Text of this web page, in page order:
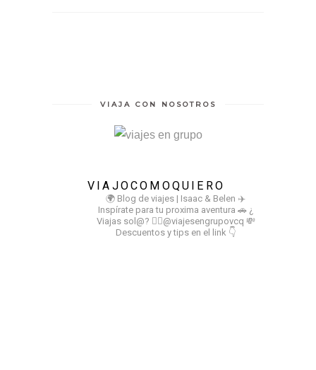
VIAJA CON NOSOTROS
VIAJOCOMOQUIERO
🌍 Blog de viajes | Isaac & Belen ✈️
Inspírate para tu proxima aventura 🚗 ¿
Viajas sol@? 👉🏻@viajesengrupovcq 💸
Descuentos y tips en el link 👇